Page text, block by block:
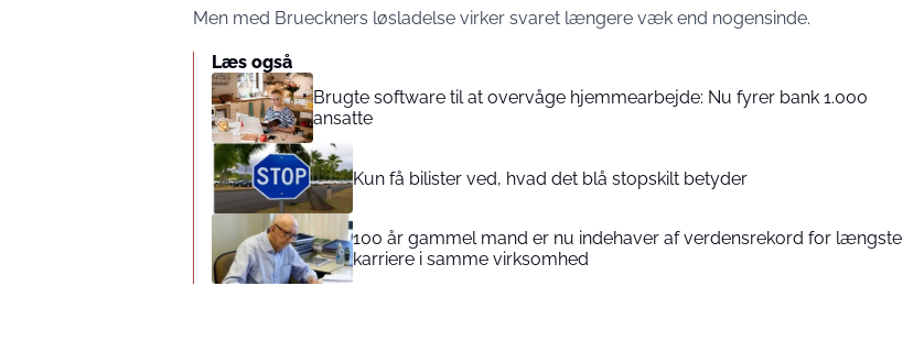
Men med Brueckners løsladelse virker svaret længere væk end nogensinde.
Læs også
Brugte software til at overvåge hjemmearbejde: Nu fyrer bank 1.000
ansatte
Kun få bilister ved, hvad det blå stopskilt betyder
100 år gammel mand er nu indehaver af verdensrekord for længste
karriere i samme virksomhed